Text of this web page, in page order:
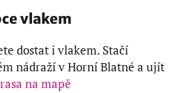
vlakem
dostat i vlakem. Stačí
nádraží v Horní Blatné a ujít
na mapě